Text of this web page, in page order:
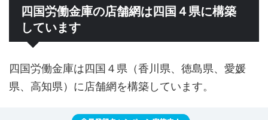
四国労働金庫の店舗網は四国４県に構築
しています
四国労働金庫は四国４県（香川県、徳島県、愛媛
県、高知県）に店舗網を構築しています。